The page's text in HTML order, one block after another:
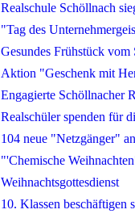
Realschule Schöllnach
"Tag des
Gesundes Frühstück vom
Aktion "Geschenk mit
Engagierte Schöllnacher
Realschüler spenden für
104 neue "Netzgänger"
"'Chemische
Weihnachtsgottesdienst
10. Klassen beschäftigen